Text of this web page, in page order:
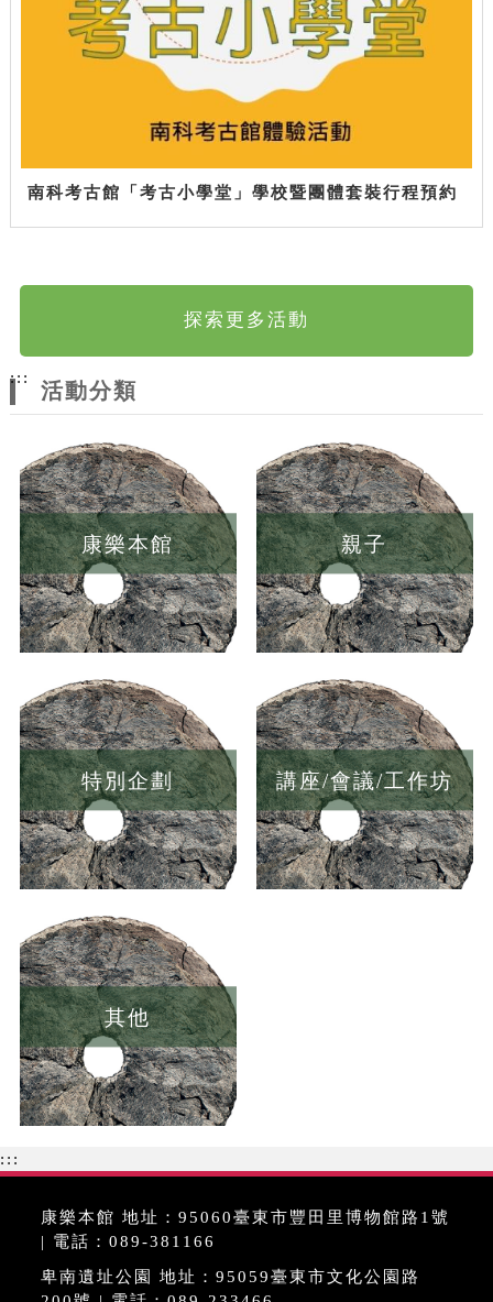
南科考古館「考古小學堂」學校暨團體套裝行程預約
探索更多活動
:::
活動分類
康樂本館 親子
特別企劃 講座/會議/工作坊
其他
:::
康樂本館 地址：95060臺東市豐田里博物館路1號
| 電話：089-381166
卑南遺址公園 地址：95059臺東市文化公園路